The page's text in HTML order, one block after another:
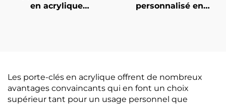
en acrylique
personnalisé en
Les porte-clés en acrylique offrent de nombreux
avantages convaincants qui en font un choix
supérieur tant pour un usage personnel que